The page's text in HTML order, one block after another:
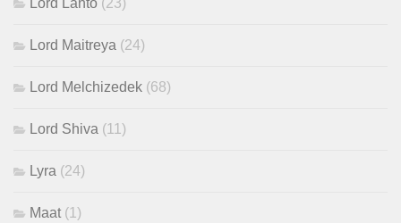
Lord Maitreya (24)
Lord Melchizedek (68)
Lord Shiva (11)
Lyra (24)
Maat (1)